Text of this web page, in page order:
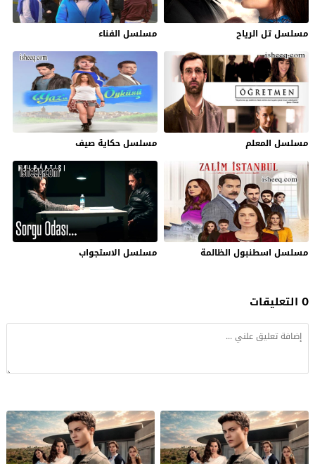
مسلسل تل الرياح مسلسل الفناء
مسلسل المعلم مسلسل حكاية صيف
مسلسل اسطنبول الظالمة مسلسل الاستجواب
0 التعليقات